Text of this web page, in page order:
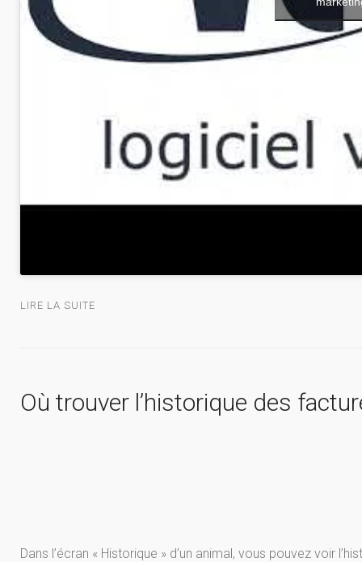
LIRE LA SUITE
Où trouver l’historique des
Dans l’écran « Historique » d’un animal, vous pouvez voir